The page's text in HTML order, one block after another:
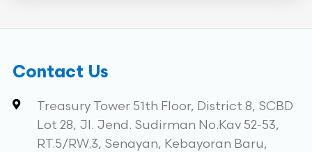
Contact Us
Treasury Tower 51th Floor, District 8, SCBD
Lot 28, Jl. Jend. Sudirman No.Kav 52-53,
RT.5/RW.3, Senayan, Kebayoran Baru,